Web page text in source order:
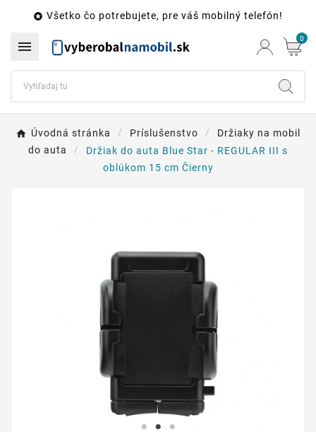
 Všetko čo potrebujete, pre váš mobilný telefón!
 0
Úvodná stránka Príslušenstvo
Držiaky na mobil
do auta
Držiak do auta Blue Star - REGULAR III s
oblúkom 15 cm Čierny